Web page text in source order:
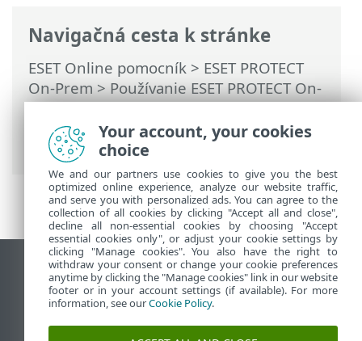
Navigačná cesta k stránke
ESET Online pomocník > ESET PROTECT
On-Prem>Používanie ESET PROTECT On-
Prem>Hlavné menu ESET PROTECT On-
Prem>Úlohy>Klientske úlohy >
Diagnostika
Zobraziť stránku ako na počítači
End of Life
Databáza znalostí ESET
Your account, your cookies
choice
We and our partners use cookies to give you the best
optimized online experience, analyze our website traffic,
and serve you with personalized ads. You can agree to the
collection of all cookies by clicking "Accept all and close",
decline all non-essential cookies by choosing "Accept
essential cookies only", or adjust your cookie settings by
clicking "Manage cookies". You also have the right to
withdraw your consent or change your cookie preferences
anytime by clicking the "Manage cookies" link in our website
footer or in your account settings (if available). For more
information, see ourCookie Policy.